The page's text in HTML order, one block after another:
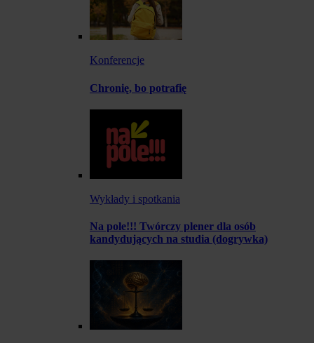
Konferencje
Chronię, bo potrafię
Wykłady i spotkania
Na pole!!! Twórczy plener dla osób
kandydujących na studia (dogrywka)